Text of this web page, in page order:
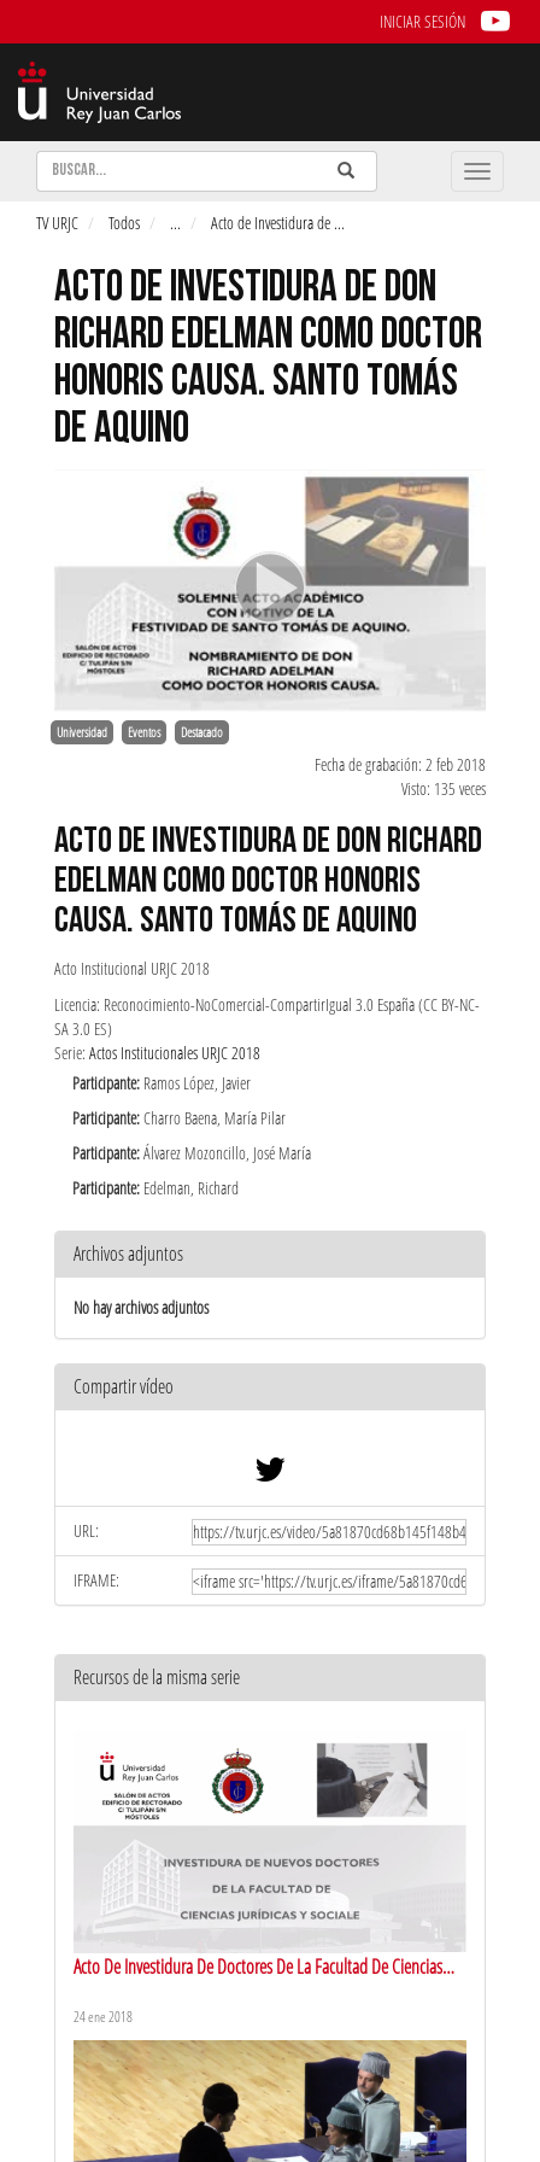
INICIAR SESIÓN
Buscar Enviar
Buscar
Toggle
TV URJC Todos ... Acto de Investidura de ...
ACTO DE INVESTIDURA DE DON
RICHARD EDELMAN COMO DOCTOR
HONORIS CAUSA. SANTO TOMÁS
DE AQUINO
Universidad Eventos Destacado
Fecha de grabación: 2 feb 2018
Visto: 135 veces
ACTO DE INVESTIDURA DE DON RICHARD
EDELMAN COMO DOCTOR HONORIS
CAUSA. SANTO TOMÁS DE AQUINO
Acto Institucional URJC 2018
Licencia: Reconocimiento-NoComercial-CompartirIgual 3.0 España (CC BY-NC-
SA 3.0 ES)
Serie: Actos Institucionales URJC 2018
Participante: Ramos López, Javier
Participante:Charro Baena, María Pilar
Participante:Álvarez Mozoncillo, José María
Participante: Edelman, Richard
Archivos adjuntos
No hay archivos adjuntos
Compartir vídeo
URL:
IFRAME:
Recursos de la misma serie
Acto De Investidura De Doctores De La Facultad De Ciencias
24 ene 2018